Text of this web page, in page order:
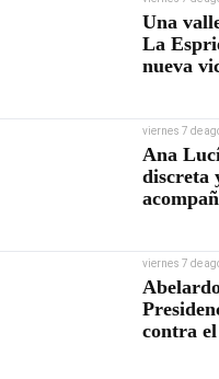
Una
La
nueva
viernes 7 de
Ana
discreta
viernes 7 de
contra